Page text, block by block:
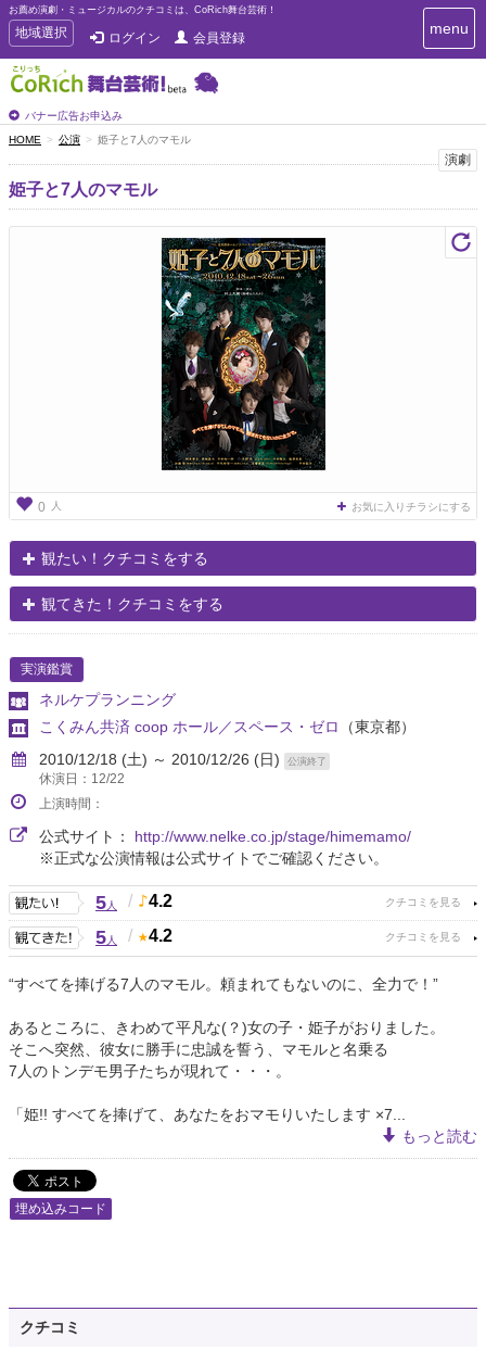
お薦め演劇・ミュージカルのクチコミは、CoRich舞台芸術！
T
o
g
g
e
n
a
v
i
地域選択 ログイン 会員登録
バナー広告お申込み
T
o
i
menu
HOME 公演 姫子と7人のマモル
演劇
姫子と7人のマモル
0 人 お気に入りチラシにする
観たい！クチコミをする
観てきた！クチコミをする
実演鑑賞
ネルケプランニング
こくみん共済 coop ホール／スペース・ゼロ
（東京都）
2010/12/18 (土) ～ 2010/12/26 (日)
公演終了
休演日：12/22
上演時間：
公式サイト： http://www.nelke.co.jp/stage/himemamo/
※正式な公演情報は公式サイトでご確認ください。
5人 / 4.2
5人 / 4.2
“すべてを捧げる7人のマモル。頼まれてもないのに、全力で！”
あるところに、きわめて平凡な(？)女の子・姫子がおりました。
そこへ突然、彼女に勝手に忠誠を誓う、マモルと名乗る
7人のトンデモ男子たちが現れて・・・。
「姫!! すべてを捧げて、あなたをおマモりいたします ×7...
もっと読む
埋め込みコード
クチコミ